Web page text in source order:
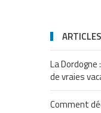
La
de vraies
Comment